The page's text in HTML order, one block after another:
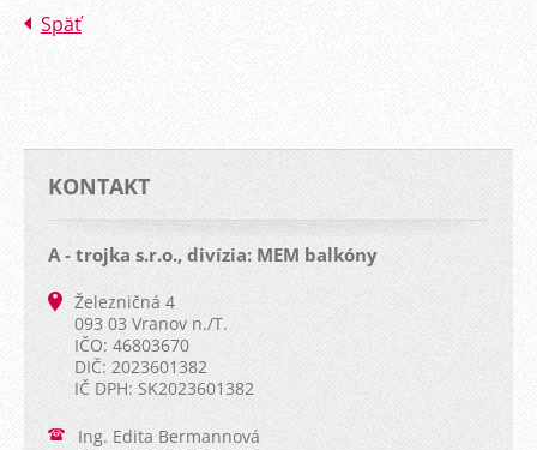
Späť
KONTAKT
A - trojka s.r.o., divízia: MEM balkóny
Železničná 4
093 03 Vranov n./T.
IČO: 46803670
DIČ: 2023601382
IČ DPH: SK2023601382
Ing. Edita Bermannová